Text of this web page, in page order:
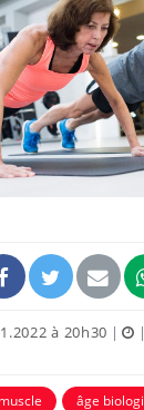
à 20h30 | |
muscle âge